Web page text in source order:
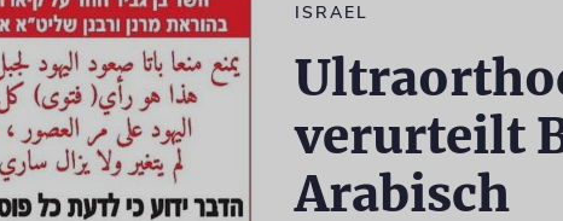
ISRAEL
verurteilt
Arabisch